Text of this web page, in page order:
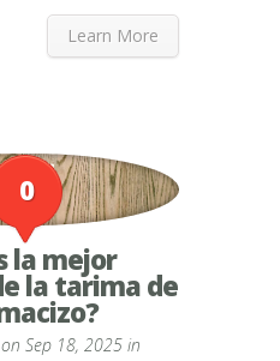
Learn More
0
la mejor
la tarima de
on Sep 18, 2025 in